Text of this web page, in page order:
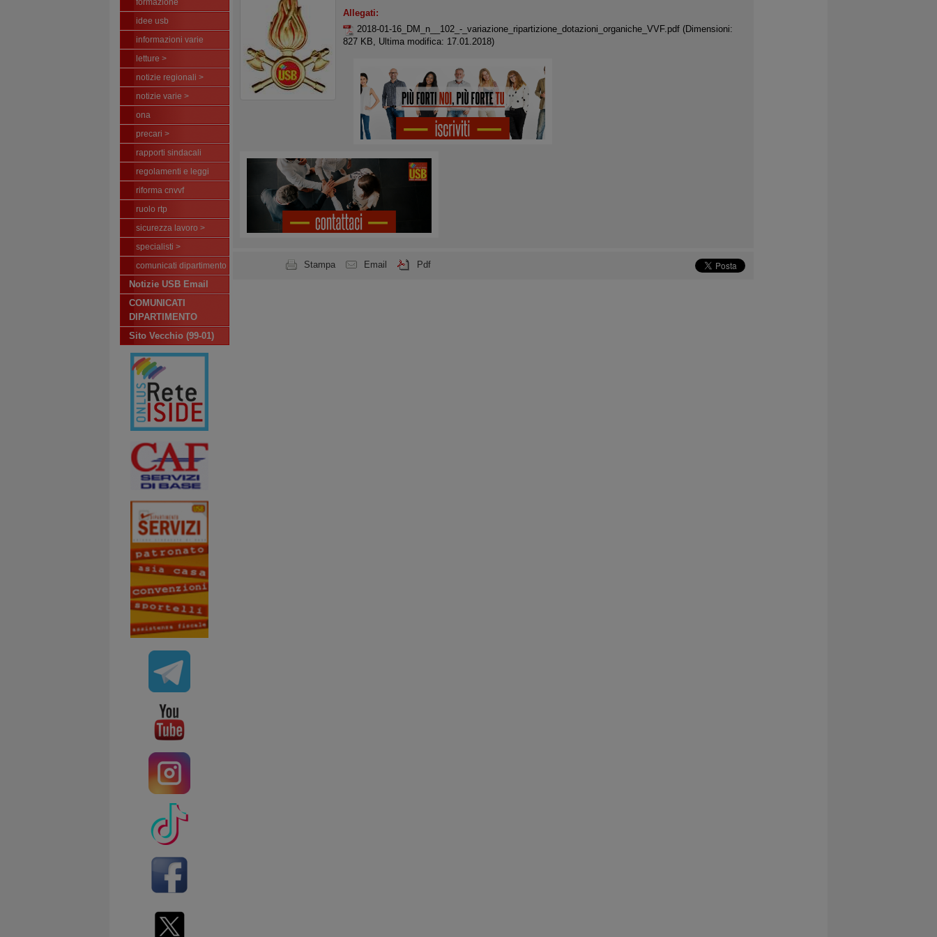
formazione
idee usb
informazioni varie
letture >
notizie regionali >
notizie varie >
ona
precari >
rapporti sindacali
regolamenti e leggi
riforma cnvvf
ruolo rtp
sicurezza lavoro >
specialisti >
comunicati dipartimento
Notizie USB Email
COMUNICATI
DIPARTIMENTO
Sito Vecchio (99-01)
Allegati:
2018-01-16_DM_n__102_-_variazione_ripartizione_dotazioni_organiche_VVF.pdf (Dimensioni:
827 KB, Ultima modifica: 17.01.2018)
Stampa Email Pdf